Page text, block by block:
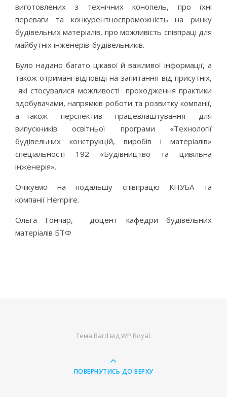
виготовлених з технічних конопель, про їхні
переваги та конкурентноспроможність на ринку
будівельних матеріалів, про можливість співпраці для
майбутніх інженерів-будівельників.
Було надано багато цікавої й важливої інформації, а
також отримані відповіді на запитання від присутніх,
які стосувалися можливості проходження практики
здобувачами, напрямків роботи та розвитку компанії,
а також перспектив працевлаштування для
випускників освітньої програми «Технології
будівельних конструкцій, виробів і матеріалів»
спеціальності 192 «Будівництво та цивільна
інженерія».
Очікуємо на подальшу співпрацю КНУБА та
компанії Hempire.
Ольга Гончар, доцент кафедри будівельних
матеріалів БТФ
Тема Bard від WP Royal.
ПОВЕРНУТИСЬ ДО ВЕРХУ